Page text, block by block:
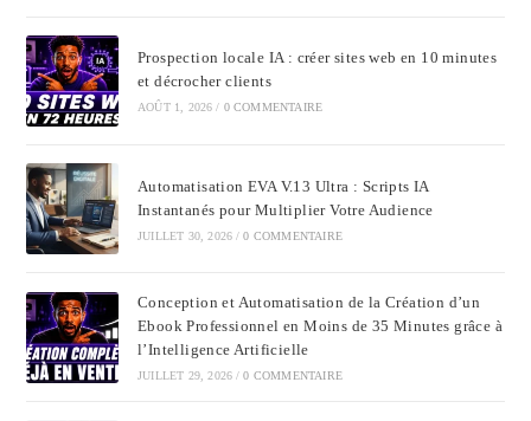
Prospection locale IA : créer sites web en 10 minutes
et décrocher clients
AOÛT 1, 2026 / 0 COMMENTAIRE
Automatisation EVA V.13 Ultra : Scripts IA
Instantanés pour Multiplier Votre Audience
JUILLET 30, 2026 / 0 COMMENTAIRE
Conception et Automatisation de la Création d’un
Ebook Professionnel en Moins de 35 Minutes grâce à
l’Intelligence Artificielle
JUILLET 29, 2026 / 0 COMMENTAIRE